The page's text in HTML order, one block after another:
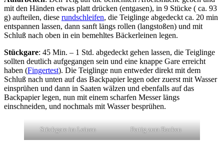
mit den Händen etwas platt drücken (entgasen), in 9 Stücke ( ca. 93
g) aufteilen, diese rundschleifen, die Teiglinge abgedeckt ca. 20 min
entspannen lassen, dann sanft längs rollen (langstoßen) und mit
Schluß nach oben in ein bemehltes Bäckerleinen legen.
Stückgare: 45 Min. – 1 Std. abgedeckt gehen lassen, die Teiglinge
sollten deutlich aufgegangen sein und eine knappe Gare erreicht
haben (Fingertest). Die Teiglinge nun entweder direkt mit dem
Schluß nach unten auf das Backpapier legen oder zuerst mit Wasser
einsprühen und dann in Saaten wälzen und ebenfalls auf das
Backpapier legen, nun mit einem scharfen Messer längs
einschneiden, und nochmals mit Wasser besprühen.
Stückgare im Leinen Fertig zum Backen